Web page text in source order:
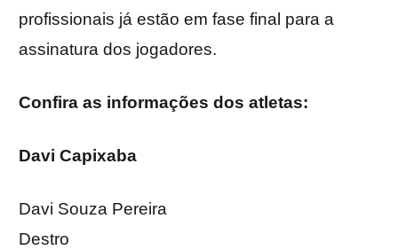
profissionais já estão em fase final para a
assinatura dos jogadores.
Confira as informações dos atletas:
Davi Capixaba
Davi Souza Pereira
Destro